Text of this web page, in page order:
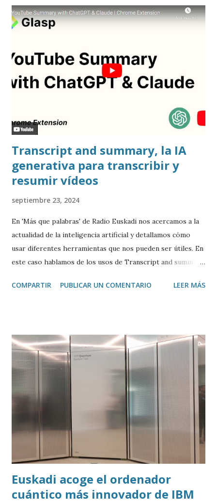
Transcript and summary, la IA
generativa para transcribir y
resumir vídeos
septiembre 23, 2024
En 'Más que palabras' de Radio Euskadi nos acercamos a la
actualidad de la inteligencia artificial y detallamos cómo
usar diferentes herramientas que nos pueden ser útiles. En
este caso hablamos de los usos de Transcript and summary
transcribir y resumir los vídeos de Youtube, así como
COMPARTIR PUBLICAR UN COMENTARIO LEER MÁS
Euskadi acoge el ordenador
cuántico más innovador de IBM